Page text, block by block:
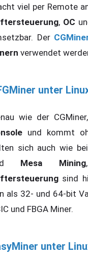
viel per Remote
, OC
Der
verwendet
unter
wie der
und kommt
sich auch wie
Mesa Mining
sind
als 32- und 64-bit
und FBGA Miner.
unter